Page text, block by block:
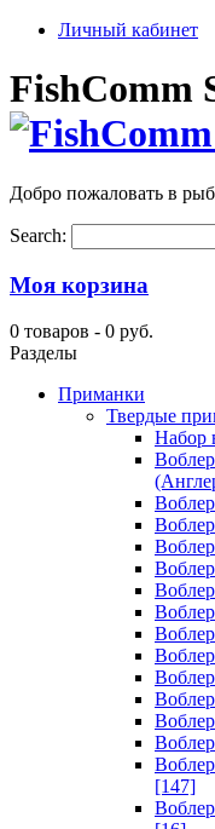
Личный кабинет
FishComm
Добро пожаловать в
Search:
Моя корзина
0 товаров - 0 руб.
Разделы
Приманки
Твердые
Набор
[147]